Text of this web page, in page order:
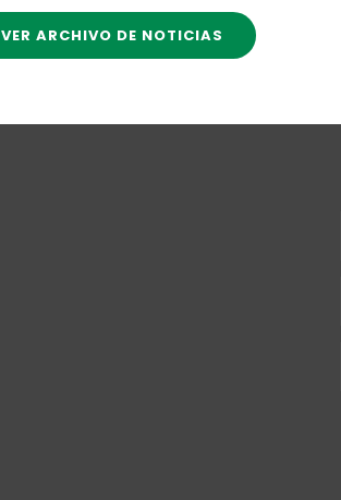
VER ARCHIVO DE NOTICIAS